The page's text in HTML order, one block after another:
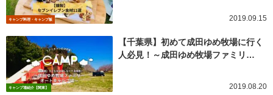
キャンプ料理・キャンプ飯 2019.09.15
キャンプ場紹介【関東】
【千葉県】初めて成田ゆめ牧場に行く
人必見！～成田ゆめ牧場ファミリ…
2019.08.20